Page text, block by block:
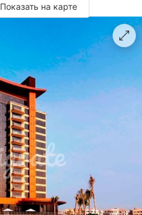
Показать на карте